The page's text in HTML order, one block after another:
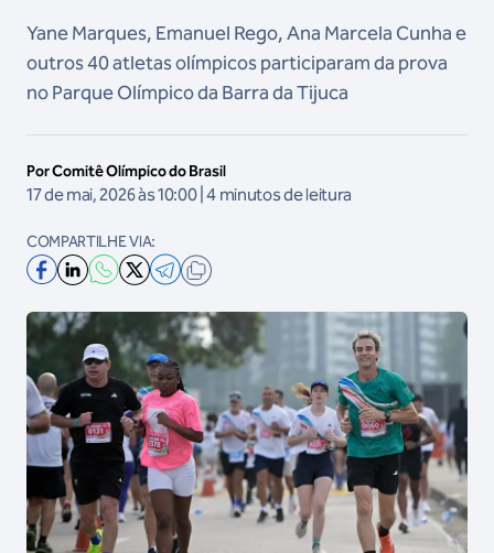
Yane Marques, Emanuel Rego, Ana Marcela Cunha e
outros 40 atletas olímpicos participaram da prova
no Parque Olímpico da Barra da Tijuca
Por Comitê Olímpico do Brasil
17 de mai, 2026 às 10:00 | 4 minutos de leitura
COMPARTILHE VIA: